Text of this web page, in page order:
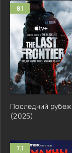
8.1
Последний рубеж
(2025)
7.1